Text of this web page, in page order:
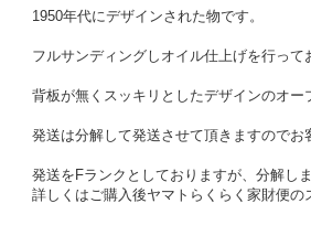
1950年代にデザインされた物です。
フルサンディングしオイル仕上げを行って
背板が無くスッキリとしたデザインのオー
発送は分解して発送させて頂きますので
発送をFランクとしておりますが、分解し
詳しくはご購入後ヤマトらくらく家財便